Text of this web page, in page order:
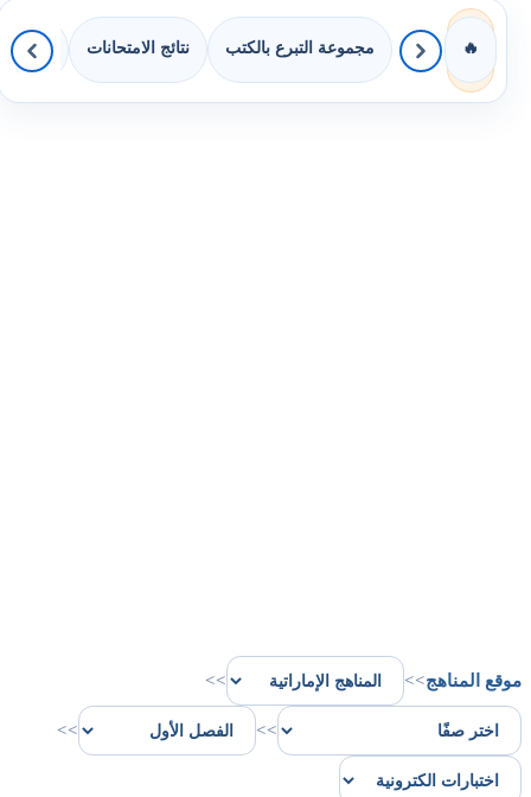
🔥 مجموعة التبرع بالكتب نتائج الامتحانات
موقع المناهج>>
>>
>>
>>